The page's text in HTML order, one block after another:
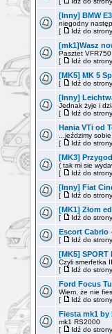
[Inny] BMW
niegodny
[
Idź do
[mk1]Wasz
Pasztet VFR750
[
Idź do
[MK5] MK 5
[ Idź do
[Inny]
Jednak żyje i
[
Idź do
Hania VTi od
...jeździmy
[
Idź do
[MK3]
( tak mi sie
[
Idź do
[Inny] Fiat
[ Idź do
[MK1] Złom
[ Idź do
Escort Cabrio
[ Idź do
[MK5] SPORT
Czyli smerfetka
[
Idź do
Ford Focus
Wiem, że nie
[
Idź do
Fiesta mk1 by
mk1 RS2000
[
Idź do